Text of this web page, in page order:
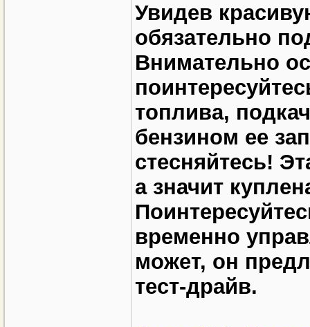
Увидев
обязательно
Внимательно
топлива,
бензином ее
стесняйтесь!
а значит
временно
может, он
тест-драйв.